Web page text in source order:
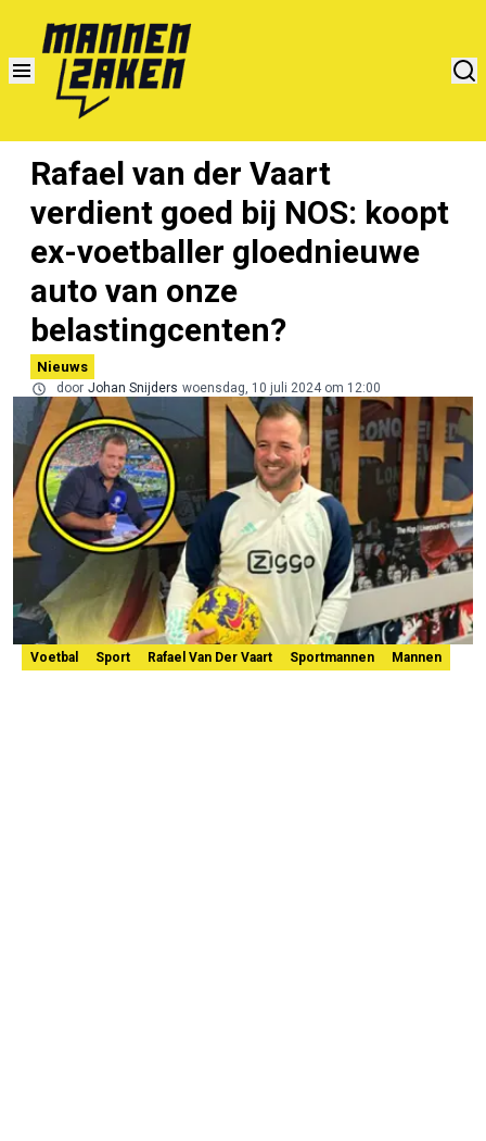
Rafael van der Vaart
verdient goed bij NOS: koopt
ex-voetballer gloednieuwe
auto van onze
belastingcenten?
Nieuws
door Johan Snijders woensdag, 10 juli 2024 om 12:00
Voetbal Sport Rafael Van Der Vaart Sportmannen Mannen